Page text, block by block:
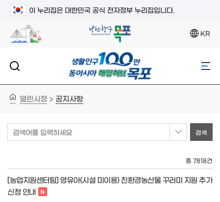
이 누리집은 대한민국 공식 전자정부 누리집입니다.
KR
열린시정 > 공지사항
검색어를 입력하세요
총 7818건
[농업지원센터팀] 영유아(시설 미이용) 친환경농산물 꾸러미 지원 추가
신청 안내